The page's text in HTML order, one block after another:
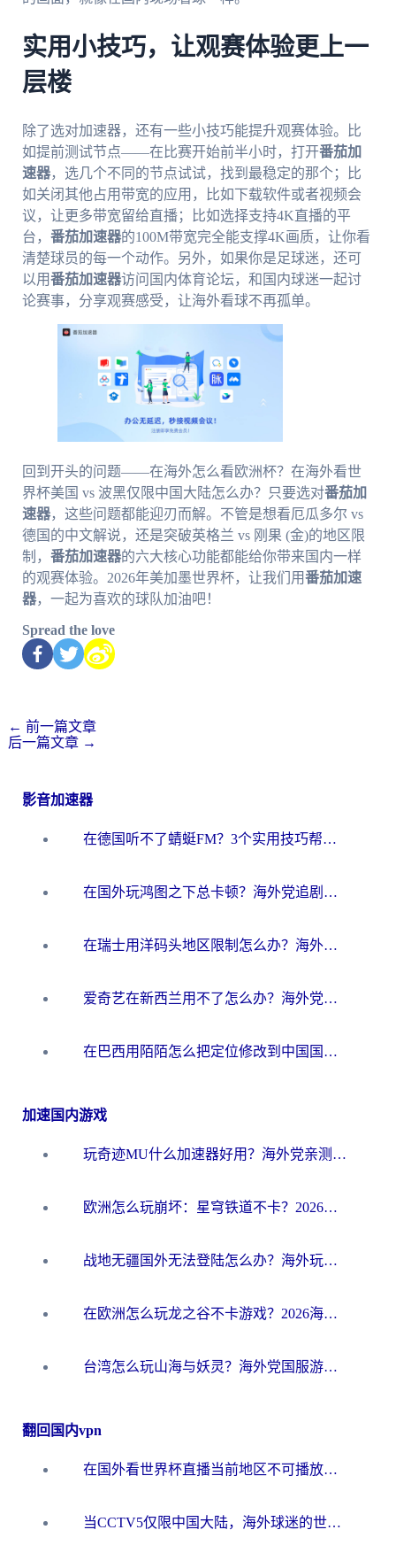
实用小技巧，让观赛体验更上一
层楼
除了选对加速器，还有一些小技巧能提升观赛体验。比
如提前测试节点——在比赛开始前半小时，打开番茄加
速器，选几个不同的节点试试，找到最稳定的那个；比
如关闭其他占用带宽的应用，比如下载软件或者视频会
议，让更多带宽留给直播；比如选择支持4K直播的平
台， 番茄加速器的100M带宽完全能支撑4K画质，让你看
清楚球员的每一个动作。另外，如果你是足球迷，还可
以用番茄加速器访问国内体育论坛，和国内球迷一起讨
论赛事，分享观赛感受，让海外看球不再孤单。
回到开头的问题——在海外怎么看欧洲杯？在海外看世
界杯美国 vs 波黑仅限中国大陆怎么办？只要选对番茄加
速器，这些问题都能迎刃而解。不管是想看厄瓜多尔 vs
德国的中文解说，还是突破英格兰 vs 刚果 (金)的地区限
制， 番茄加速器的六大核心功能都能给你带来国内一样
的观赛体验。2026年美加墨世界杯，让我们用番茄加速
器，一起为喜欢的球队加油吧！
Spread the love
← 前一篇文章
后一篇文章 →
影音加速器
在德国听不了蜻蜓FM？3个实用技巧帮你解锁国内影音自由
在国外玩鸿图之下总卡顿？海外党追剧听歌的3个实用解决方案
在瑞士用洋码头地区限制怎么办？海外华人必看的回国加速全攻略
爱奇艺在新西兰用不了怎么办？海外党亲测有效的回国加速方案
在巴西用陌陌怎么把定位修改到中国国内？海外党必看的回国加速全攻略
加速国内游戏
玩奇迹MU什么加速器好用？海外党亲测：这款加速器让你告别延迟卡顿！
欧洲怎么玩崩坏：星穹铁道不卡？2026海外玩家国服游戏加速器终极攻略
战地无疆国外无法登陆怎么办？海外玩家国服畅玩终极指南（附欧服魔兽EVE加速方案）
在欧洲怎么玩龙之谷不卡游戏？2026海外党国服游戏加速全攻略
台湾怎么玩山海与妖灵？海外党国服游戏加速全攻略，告别延迟卡顿
翻回国内vpn
在国外看世界杯直播当前地区不可播放？海外党必看的回国加速全攻略
当CCTV5仅限中国大陆，海外球迷的世界杯狂欢如何继续？